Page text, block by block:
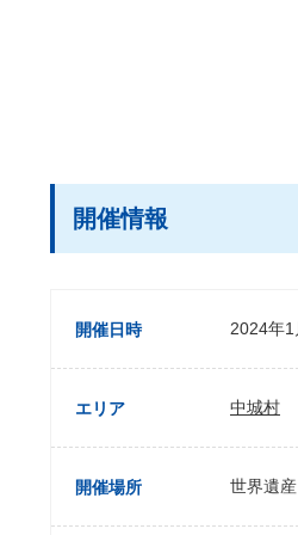
開催情報
開催日時 2024年
エリア 中城村
開催場所 世界遺